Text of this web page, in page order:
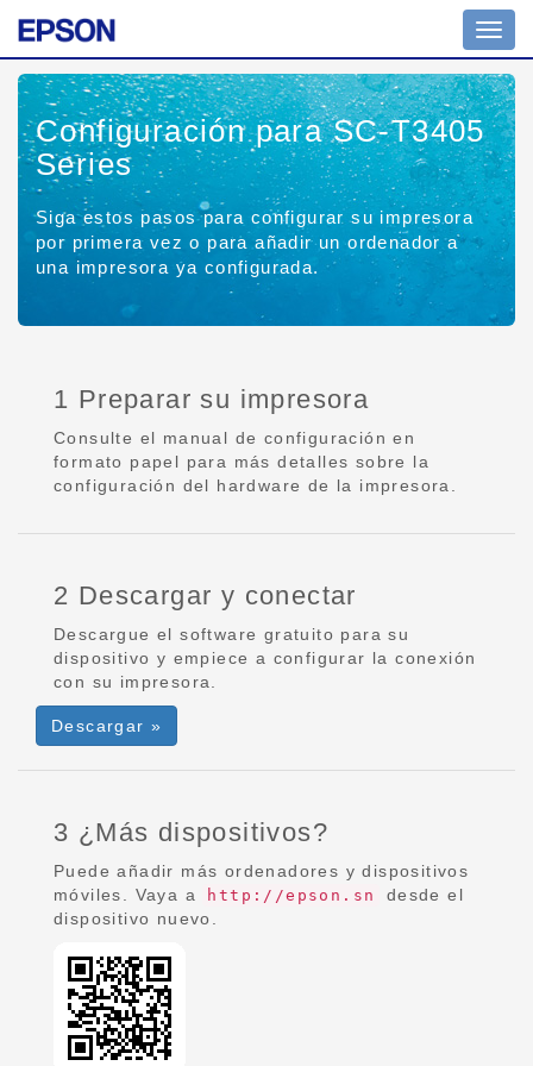
Configuración para SC-T3405
Series
Siga estos pasos para configurar su impresora
por primera vez o para añadir un ordenador a
una impresora ya configurada.
1 Preparar su impresora
Consulte el manual de configuración en
formato papel para más detalles sobre la
configuración del hardware de la impresora.
2 Descargar y conectar
Descargue el software gratuito para su
dispositivo y empiece a configurar la conexión
con su impresora.
Descargar »
3 ¿Más dispositivos?
Puede añadir más ordenadores y dispositivos
móviles. Vaya a
http://epson.sn
desde el
dispositivo nuevo.